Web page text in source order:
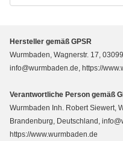
Hersteller gemäß GPSR
Wurmbaden, Wagnerstr. 17,
info@wurmbaden.de, https://
Verantwortliche Person gemäß
Wurmbaden Inh. Robert Siewert,
Brandenburg, Deutschland,
https://www.wurmbaden.de